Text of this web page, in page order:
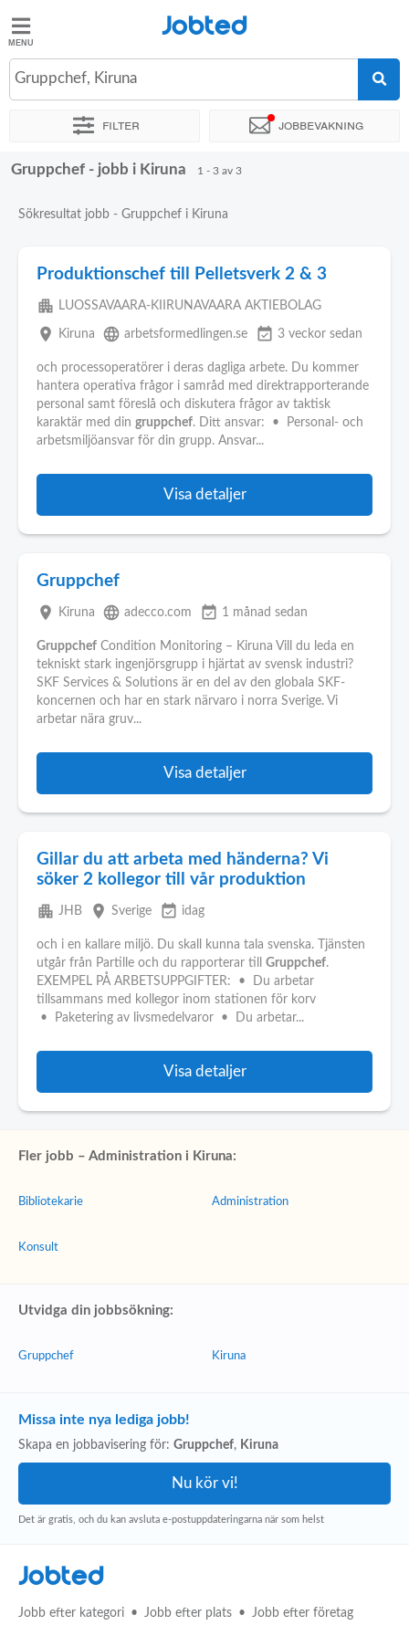
Jobted
Jobb
Jobted
Gruppchef, Kiruna
Filter Jobbevakning
Sortera efter Exakt plats
Gruppchef - jobb i Kiruna 1 - 3 av 3
Sökresultat jobb - Gruppchef i Kiruna
Produktionschef till Pelletsverk 2 & 3
apartment LUOSSAVAARA-KIIRUNAVAARA AKTIEBOLAG
place Kiruna language arbetsformedlingen.se event_available 3 veckor sedan
och processoperatörer i deras dagliga arbete. Du kommer
hantera operativa frågor i samråd med direktrapporterande
personal samt föreslå och diskutera frågor av taktisk
karaktär med din gruppchef. Ditt ansvar: • Personal- och
arbetsmiljöansvar för din grupp. Ansvar...
Visa detaljer
Gruppchef
place Kiruna language adecco.com event_available 1 månad sedan
Gruppchef Condition Monitoring – Kiruna Vill du leda en
tekniskt stark ingenjörsgrupp i hjärtat av svensk industri?
SKF Services & Solutions är en del av den globala SKF-
koncernen och har en stark närvaro i norra Sverige. Vi
arbetar nära gruv...
Visa detaljer
Gillar du att arbeta med händerna? Vi
söker 2 kollegor till vår produktion
apartment JHB place Sverige event_available idag
och i en kallare miljö. Du skall kunna tala svenska. Tjänsten
utgår från Partille och du rapporterar till Gruppchef.
EXEMPEL PÅ ARBETSUPPGIFTER: • Du arbetar
tillsammans med kollegor inom stationen för korv
• Paketering av livsmedelvaror • Du arbetar...
Visa detaljer
Fler jobb – Administration i Kiruna:
Bibliotekarie
Konsult
Administration
Utvidga din jobbsökning:
Gruppchef Kiruna
Missa inte nya lediga jobb!
Skapa en jobbavisering för: Gruppchef, Kiruna
Det är gratis, och du kan avsluta e-postuppdateringarna när som helst
Jobted
Jobb efter kategori Jobb efter plats Jobb efter företag